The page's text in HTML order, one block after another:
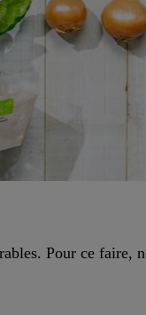
Pour ce faire,